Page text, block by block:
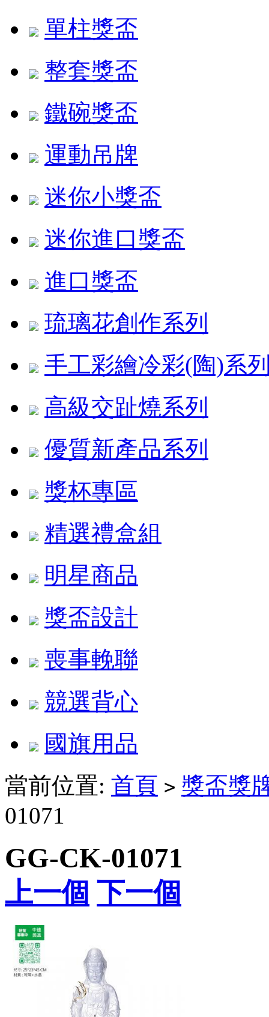
單柱獎盃
整套獎盃
鐵碗獎盃
運動吊牌
迷你小獎盃
迷你進口獎盃
進口獎盃
琉璃花創作系列
手工彩繪冷彩(陶)系
高級交趾燒系列
優質新產品系列
獎杯專區
精選禮盒組
明星商品
獎盃設計
喪事輓聯
競選背心
國旗用品
當前位置: 首頁 > 獎盃獎
01071
GG-CK-01071
上一個 下一個